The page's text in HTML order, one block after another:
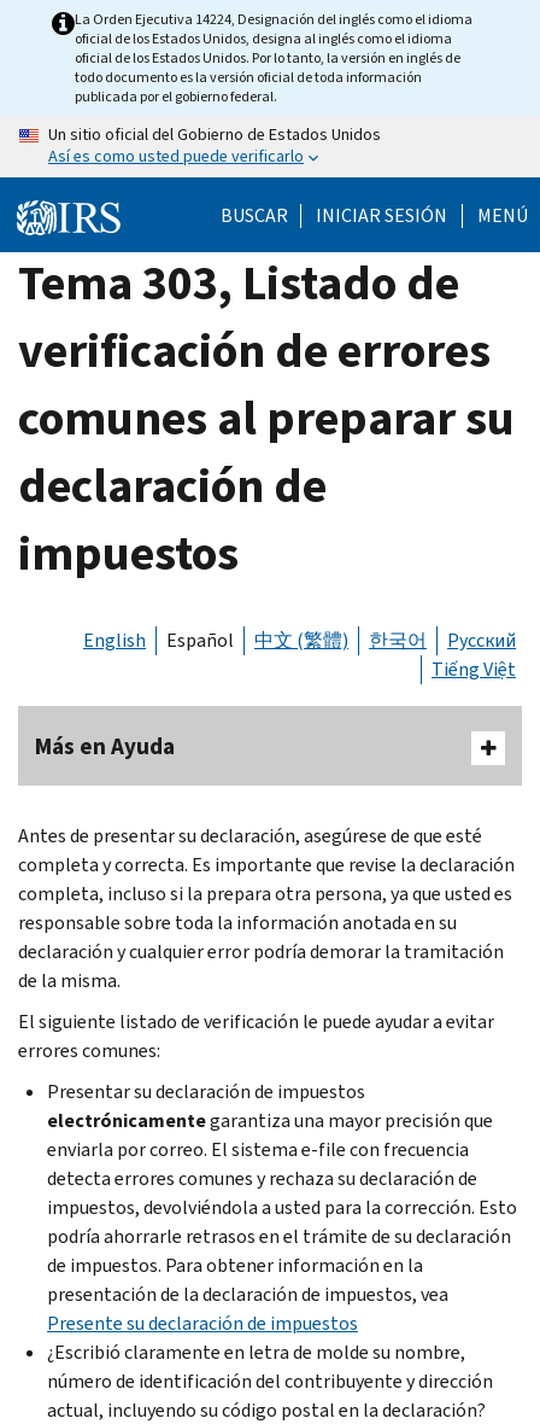
La Orden Ejecutiva 14224, Designación del inglés como el idioma
oficial de los Estados Unidos, designa al inglés como el idioma
oficial de los Estados Unidos. Por lo tanto, la versión en inglés de
todo documento es la versión oficial de toda información
publicada por el gobierno federal.
Un sitio oficial del Gobierno de Estados Unidos
Así es como usted puede verificarlo
BUSCAR INICIAR SESIÓN MENÚ
Tema 303, Listado de
verificación de errores
comunes al preparar su
declaración de
impuestos
English Español 中文 (繁體) 한국어
Русский
Tiếng Việt
Más en Ayuda
Antes de presentar su declaración, asegúrese de que esté
completa y correcta. Es importante que revise la declaración
completa, incluso si la prepara otra persona, ya que usted es
responsable sobre toda la información anotada en su
declaración y cualquier error podría demorar la tramitación
de la misma.
El siguiente listado de verificación le puede ayudar a evitar
errores comunes:
Presentar su declaración de impuestos
electrónicamentegarantiza una mayor precisión que
enviarla por correo. El sistemae-filecon frecuencia
detecta errores comunes y rechaza su declaración de
impuestos, devolviéndola a usted para la corrección. Esto
podría ahorrarle retrasos en el trámite de su declaración
de impuestos. Para obtener información en la
presentación de la declaración de impuestos, vea
Presente su declaración de impuestos
¿Escribió claramente en letra de molde su nombre,
número de identificación del contribuyente y dirección
actual, incluyendo su código postal en la declaración?